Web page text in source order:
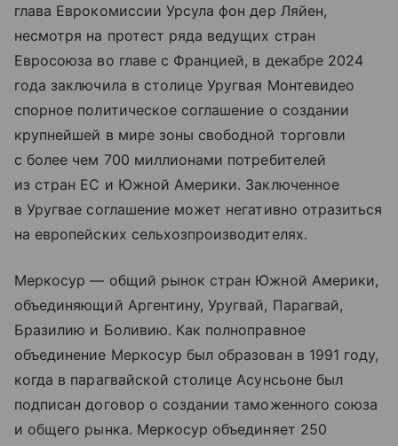
глава Еврокомиссии Урсула фон дер Ляйен,
несмотря на протест ряда ведущих стран
Евросоюза во главе с Францией, в декабре 2024
года заключила в столице Уругвая Монтевидео
спорное политическое соглашение о создании
крупнейшей в мире зоны свободной торговли
с более чем 700 миллионами потребителей
из стран ЕС и Южной Америки. Заключенное
в Уругвае соглашение может негативно отразиться
на европейских сельхозпроизводителях.
Меркосур — общий рынок стран Южной Америки,
объединяющий Аргентину, Уругвай, Парагвай,
Бразилию и Боливию. Как полноправное
объединение Меркосур был образован в 1991 году,
когда в парагвайской столице Асунсьоне был
подписан договор о создании таможенного союза
и общего рынка. Меркосур объединяет 250